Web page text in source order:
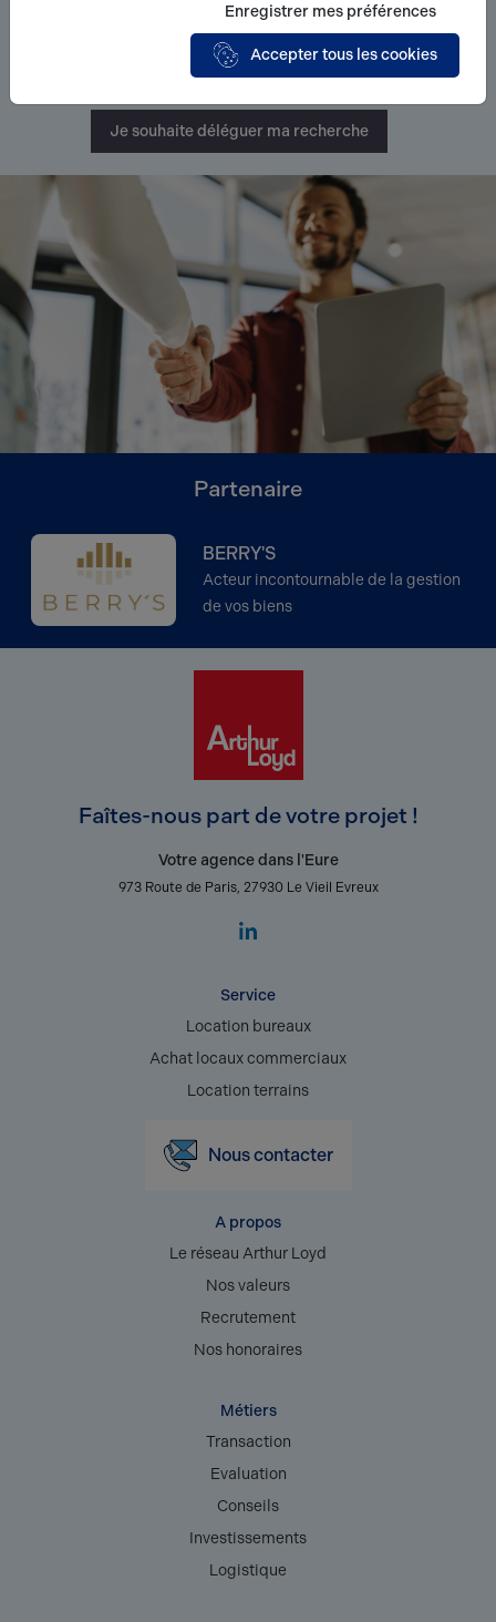
à nos experts et soyez prévenus des
avant-premièrecorrespondant à votre
recherche.
Je souhaite déléguer ma recherche
Partenaire
BERRY'S
Acteur incontournable de la gestion
de vos biens
Faîtes-nous part de votre projet !
Votre agence dans l'Eure
973 Route de Paris, 27930 Le Vieil Evreux
Service
Location bureaux
Achat locaux commerciaux
Location terrains
Nous contacter
A propos
Le réseau Arthur Loyd
Nos valeurs
Recrutement
Nos honoraires
Métiers
Transaction
Evaluation
Conseils
Investissements
Logistique
Enregistrer mes préférences
Accepter tous les cookies